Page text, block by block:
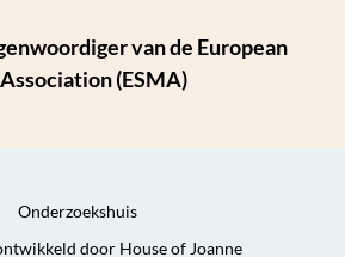
van de European
(ESMA)
Onderzoekshuis
door House of Joanne